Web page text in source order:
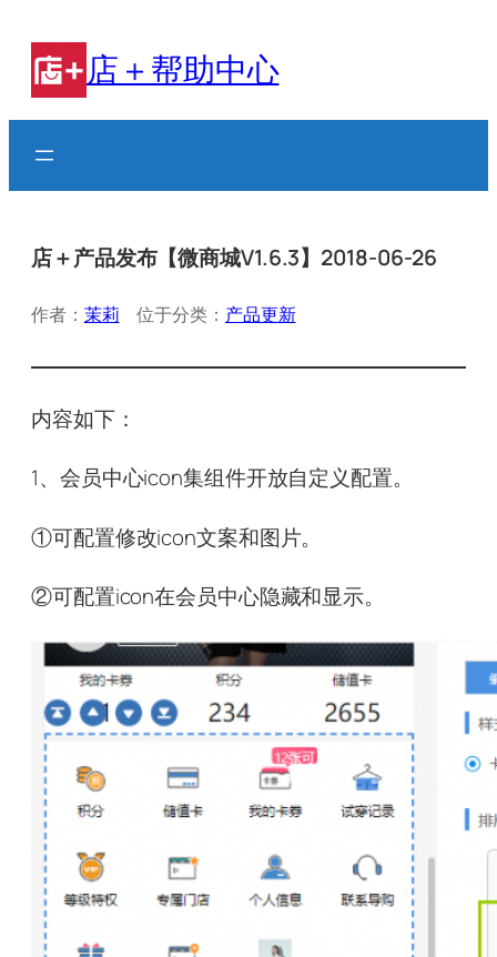
店＋帮助中心
店＋产品发布【微商城V1.6.3】2018-06-26
作者： 茉莉 位于分类： 产品更新
内容如下：
1、会员中心icon集组件开放自定义配置。
①可配置修改icon文案和图片。
②可配置icon在会员中心隐藏和显示。